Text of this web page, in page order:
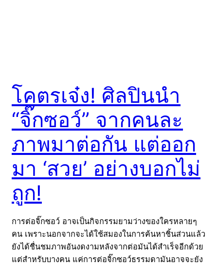
โคตรเจ๋ง! ศิลปินนำ
“จิ๊กซอว์” จากคนละ
ภาพมาต่อกัน แต่ออก
มา ‘สวย’ อย่างบอกไม่
ถูก!
การต่อจิ๊กซอว์ อาจเป็นกิจกรรมยามว่างของใครหลายๆ
คน เพราะนอกจากจะได้ใช้สมองในการค้นหาชิ้นส่วนแล้ว
ยังได้ชื่นชมภาพอันงดงามหลังจากต่อมันได้สำเร็จอีกด้วย
แต่สำหรับบางคน แค่การต่อจิ๊กซอว์ธรรมดามันอาจจะยัง